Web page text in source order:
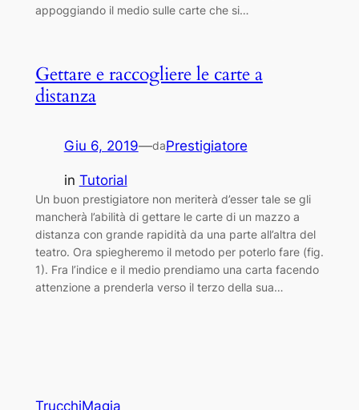
appoggiando il medio sulle carte che si…
Gettare e raccogliere le carte a
distanza
Giu 6, 2019—daPrestigiatore
in Tutorial
Un buon prestigiatore non meriterà d’esser tale se gli
mancherà l’abilità di gettare le carte di un mazzo a
distanza con grande rapidità da una parte all’altra del
teatro. Ora spiegheremo il metodo per poterlo fare (fig.
1). Fra l’indice e il medio prendiamo una carta facendo
attenzione a prenderla verso il terzo della sua…
TrucchiMagia